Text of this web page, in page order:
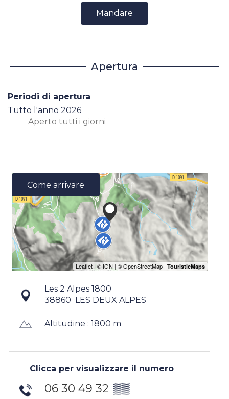
Mandare
Apertura
Periodi di apertura
Tutto l'anno 2026
Aperto tutti i giorni
Come arrivare
Les 2 Alpes 1800
38860
LES DEUX ALPES
Altitudine : 1800 m
Clicca per visualizzare il numero
06 30 49 32 ▒▒